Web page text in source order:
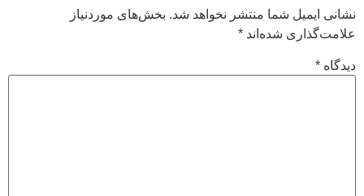
نشانی ایمیل شما منتشر نخواهد شد. بخش‌های موردنیاز
علامت‌گذاری شده‌اند *
دیدگاه *